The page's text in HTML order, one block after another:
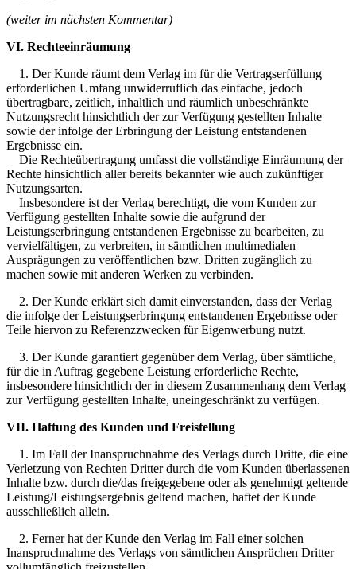
(weiter im nächsten Kommentar)
VI. Rechteeinräumung
1. Der Kunde räumt dem Verlag im für die Vertragserfüllung
erforderlichen Umfang unwiderruflich das einfache, jedoch
übertragbare, zeitlich, inhaltlich und räumlich unbeschränkte
Nutzungsrecht hinsichtlich der zur Verfügung gestellten Inhalte
sowie der infolge der Erbringung der Leistung entstandenen
Ergebnisse ein.
Die Rechteübertragung umfasst die vollständige Einräumung der
Rechte hinsichtlich aller bereits bekannter wie auch zukünftiger
Nutzungsarten.
Insbesondere ist der Verlag berechtigt, die vom Kunden zur
Verfügung gestellten Inhalte sowie die aufgrund der
Leistungserbringung entstandenen Ergebnisse zu bearbeiten, zu
vervielfältigen, zu verbreiten, in sämtlichen multimedialen
Ausprägungen zu veröffentlichen bzw. Dritten zugänglich zu
machen sowie mit anderen Werken zu verbinden.
2. Der Kunde erklärt sich damit einverstanden, dass der Verlag
die infolge der Leistungserbringung entstandenen Ergebnisse oder
Teile hiervon zu Referenzzwecken für Eigenwerbung nutzt.
3. Der Kunde garantiert gegenüber dem Verlag, über sämtliche,
für die in Auftrag gegebene Leistung erforderliche Rechte,
insbesondere hinsichtlich der in diesem Zusammenhang dem Verlag
zur Verfügung gestellten Inhalte, uneingeschränkt zu verfügen.
VII. Haftung des Kunden und Freistellung
1. Im Fall der Inanspruchnahme des Verlags durch Dritte, die eine
Verletzung von Rechten Dritter durch die vom Kunden überlassenen
Inhalte bzw. durch die/das freigegebene oder als genehmigt geltende
Leistung/Leistungsergebnis geltend machen, haftet der Kunde
ausschließlich allein.
2. Ferner hat der Kunde den Verlag im Fall einer solchen
Inanspruchnahme des Verlags von sämtlichen Ansprüchen Dritter